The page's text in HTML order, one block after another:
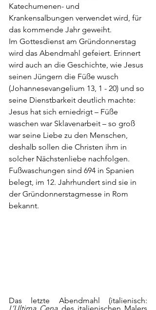
Katechumenen- und
Krankensalbungen verwendet wird, für
das kommende Jahr geweiht.
Im Gottesdienst am Gründonnerstag
wird das Abendmahl gefeiert. Erinnert
wird auch an die Geschichte, wie Jesus
seinen Jüngern die Füße wusch
(Johannesevangelium 13, 1 - 20) und so
seine Dienstbarkeit deutlich machte:
Jesus hat sich erniedrigt – Füße
waschen war Sklavenarbeit – so groß
war seine Liebe zu den Menschen,
deshalb sollen die Christen ihm in
solcher Nächstenliebe nachfolgen.
Fußwaschungen sind 694 in Spanien
belegt, im 12. Jahrhundert sind sie in
der Gründonnerstagmesse in Rom
bekannt.
L’Ultima Cena des italienischen Malers